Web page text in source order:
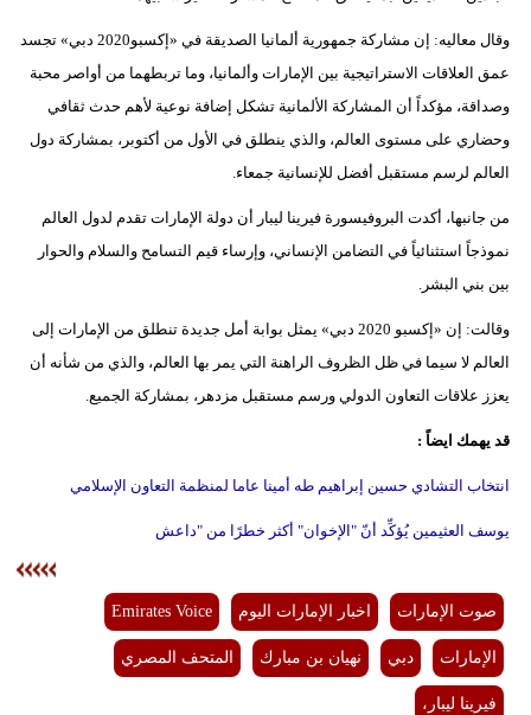
مدوَّنات
فيديو
وقال معاليه: إن مشاركة جمهورية ألمانيا الصديقة في «إكسبو2020 دبي» تجسد
عمق العلاقات الاستراتيجية بين الإمارات وألمانيا، وما تربطهما من أواصر محبة
وصداقة، مؤكداً أن المشاركة الألمانية تشكل إضافة نوعية لأهم حدث ثقافي
وحضاري على مستوى العالم، والذي ينطلق في الأول من أكتوبر، بمشاركة دول
العالم لرسم مستقبل أفضل للإنسانية جمعاء.
من جانبها، أكدت البروفيسورة فيرينا ليبار أن دولة الإمارات تقدم لدول العالم
نموذجاً استثنائياً في التضامن الإنساني، وإرساء قيم التسامح والسلام والحوار
بين بني البشر.
وقالت: إن «إكسبو 2020 دبي» يمثل بوابة أمل جديدة تنطلق من الإمارات إلى
العالم لا سيما في ظل الظروف الراهنة التي يمر بها العالم، والذي من شأنه أن
يعزز علاقات التعاون الدولي ورسم مستقبل مزدهر، بمشاركة الجميع.
قد يهمك ايضاً :
انتخاب التشادي حسين إبراهيم طه أمينا عاما لمنظمة التعاون الإسلامي
يوسف العثيمين يُؤكِّد أنّ "الإخوان" أكثر خطرًا من "داعش
صوت الإمارات اخبار الإمارات اليوم Emirates Voice
الإمارات دبي نهيان بن مبارك المتحف المصري
فيرينا ليبار،